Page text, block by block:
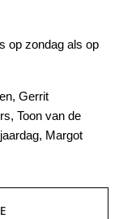
op zondag als op
Gerrit
Toon van de
Margot